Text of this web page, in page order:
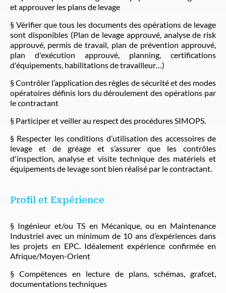
et approuver les plans de levage
§ Vérifier que tous les documents des opérations de levage
sont disponibles (Plan de levage approuvé, analyse de risk
approuvé, permis de travail, plan de prévention approuvé,
plan d'exécution approuvé, planning, certifications
d'équipements, habilitations de travailleur…)
§ Contrôler l’application des règles de sécurité et des modes
opératoires définis lors du déroulement des opérations par
le contractant
§ Participer et veiller au respect des procédures SIMOPS.
§ Respecter les conditions d’utilisation des accessoires de
levage et de gréage et s’assurer que les contrôles
d'inspection, analyse et visite technique des matériels et
équipements de levage sont bien réalisé par le contractant.
Profil et Expérience
§ Ingénieur et/ou TS en Mécanique, ou en Maintenance
Industriel avec un minimum de 10 ans d’expériences dans
les projets en EPC. Idéalement expérience confirmée en
Afrique/Moyen-Orient
§ Compétences en lecture de plans, schémas, grafcet,
documentations techniques